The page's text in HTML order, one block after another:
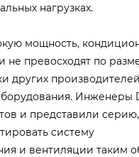
нагрузках.
мощность,
не превосходят по
других производителей
Инженеры
и представили серию,
систему
и вентиляции таким